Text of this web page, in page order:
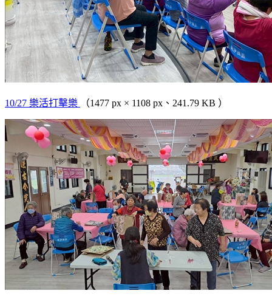
10/27 樂活打擊樂 （1477 px × 1108 px、241.79 KB ）